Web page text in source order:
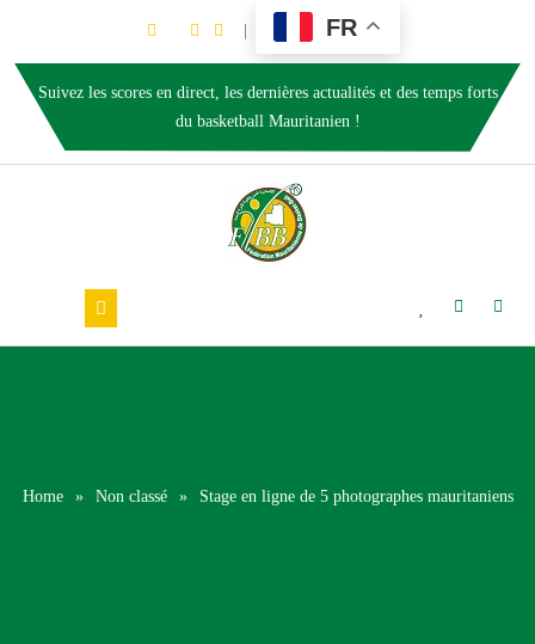
FR
Suivez les scores en direct, les dernières actualités et des temps forts
du basketball Mauritanien !
Home » Non classé » Stage en ligne de 5 photographes mauritaniens